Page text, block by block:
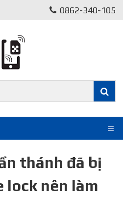
0862-340-105
thánh đã bị
lock nên làm